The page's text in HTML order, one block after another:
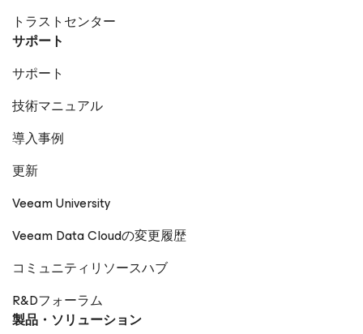
トラストセンター
サポート
サポート
技術マニュアル
導入事例
更新
Veeam University
Veeam Data Cloudの変更履歴
コミュニティリソースハブ
R&Dフォーラム
製品・ソリューション